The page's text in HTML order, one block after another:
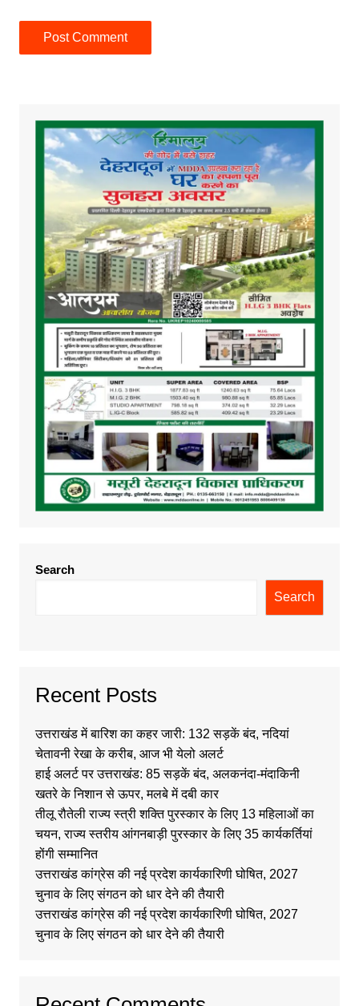
Search
Search
Recent Posts
उत्तराखंड में बारिश का कहर जारी: 132 सड़कें बंद, नदियां
चेतावनी रेखा के करीब, आज भी येलो अलर्ट
हाई अलर्ट पर उत्तराखंड: 85 सड़कें बंद, अलकनंदा-मंदाकिनी
खतरे के निशान से ऊपर, मलबे में दबी कार
तीलू रौतेली राज्य स्त्री शक्ति पुरस्कार के लिए 13 महिलाओं का
चयन, राज्य स्तरीय आंगनबाड़ी पुरस्कार के लिए 35 कार्यकर्तियां
होंगी सम्मानित
उत्तराखंड कांग्रेस की नई प्रदेश कार्यकारिणी घोषित, 2027
चुनाव के लिए संगठन को धार देने की तैयारी
उत्तराखंड कांग्रेस की नई प्रदेश कार्यकारिणी घोषित, 2027
चुनाव के लिए संगठन को धार देने की तैयारी